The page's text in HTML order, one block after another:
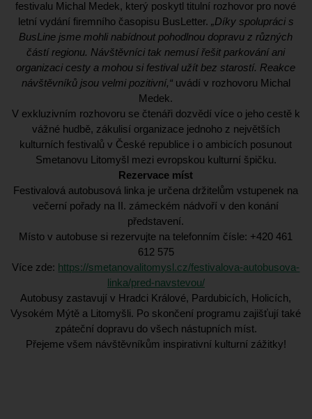
festivalu Michal Medek, který poskytl titulní rozhovor pro nové
letní vydání firemního časopisu BusLetter. „Díky spolupráci s
BusLine jsme mohli nabídnout pohodlnou dopravu z různých
částí regionu. Návštěvníci tak nemusí řešit parkování ani
organizaci cesty a mohou si festival užít bez starostí. Reakce
návštěvníků jsou velmi pozitivní,“uvádí v rozhovoru Michal
Medek.
V exkluzivním rozhovoru se čtenáři dozvědí více o jeho cestě k
vážné hudbě, zákulisí organizace jednoho z největších
kulturních festivalů v České republice i o ambicích posunout
Smetanovu Litomyšl mezi evropskou kulturní špičku.
Rezervace míst
Festivalová autobusová linka je určena držitelům vstupenek na
večerní pořady na II. zámeckém nádvoří v den konání
představení.
Místo v autobuse si rezervujte na telefonním čísle: +420 461
612 575
Více zde: https://smetanovalitomysl.cz/festivalova-autobusova-
linka/pred-navstevou/
Autobusy zastavují v Hradci Králové, Pardubicích, Holicích,
Vysokém Mýtě a Litomyšli. Po skončení programu zajišťují také
zpáteční dopravu do všech nástupních míst.
Přejeme všem návštěvníkům inspirativní kulturní zážitky!